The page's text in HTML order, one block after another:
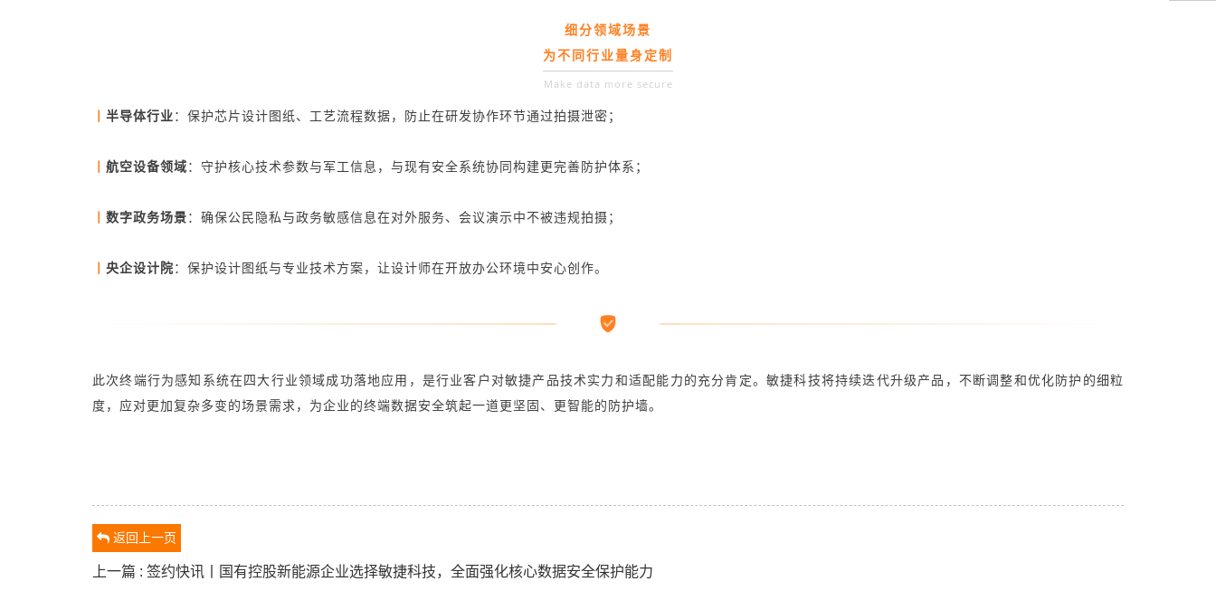
细分领域场景
为不同行业量身定制
Make data more secure
丨 半导体行业：保护芯片设计图纸、工艺流程数据，防止在研发协作环节通过拍摄泄密；
丨 航空设备领域：守护核心技术参数与军工信息，与现有安全系统协同构建更完善防护体系；
丨 数字政务场景：确保公民隐私与政务敏感信息在对外服务、会议演示中不被违规拍摄；
丨 央企设计院：保护设计图纸与专业技术方案，让设计师在开放办公环境中安心创作。
此次终端行为感知系统在四大行业领域成功落地应用，是行业客户对敏捷产品技术实力和适配能力的充分肯定。敏捷科技将持续迭代升级产品，不断调整和优化防护的细粒
度，应对更加复杂多变的场景需求，为企业的终端数据安全筑起一道更坚固、更智能的防护墙。
返回上一页
上一篇 : 签约快讯丨国有控股新能源企业选择敏捷科技，全面强化核心数据安全保护能力